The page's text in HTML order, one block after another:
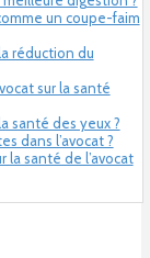
un coupe-faim
réduction du
sur la santé
santé des yeux ?
dans l’avocat ?
santé de l’avocat